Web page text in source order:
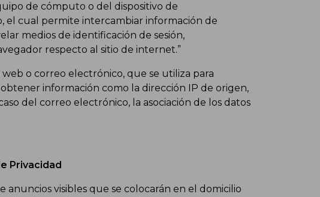
de cómputo o del dispositivo de
el cual permite intercambiar información de
medios de identificación de sesión,
respecto al sitio de internet.”
o correo electrónico, que se utiliza para
información como la dirección IP de origen,
del correo electrónico, la asociación de los datos
Privacidad
anuncios visibles que se colocarán en el domicilio